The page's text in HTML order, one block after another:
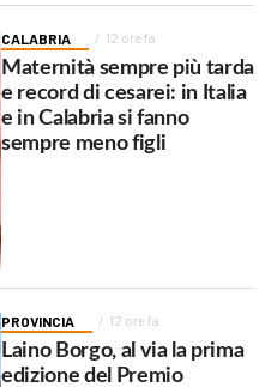
CALABRIA 12 ore fa
Maternità sempre più tarda
e record di cesarei: in Italia
e in Calabria si fanno
sempre meno figli
PROVINCIA 12 ore fa
Laino Borgo, al via la prima
edizione del Premio